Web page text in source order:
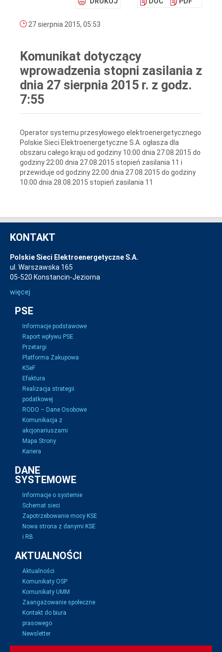
27 sierpnia 2015, 05:53
Komunikat dotyczący
wprowadzenia stopni zasilania z
dnia 27 sierpnia 2015 r. z godz.
7:55
Operator systemu przesyłowego elektroenergetycznego
Polskie Sieci Elektroenergetyczne S.A. ogłasza dla
obszaru całego kraju od godziny 10:00 dnia 27.08.2015 do
godziny 22:00 dnia 27.08.2015 stopień zasilania 11 i
przewiduje od godziny 22:00 dnia 27.08.2015 do godziny
10:00 dnia 28.08.2015 stopień zasilania 11
KONTAKT
Polskie Sieci Elektroenergetyczne S.A.
ul. Warszawska 165
05-520 Konstancin-Jeziorna
więcej
PSE
Informacje podstawowe
Raport wpływu PSE
Przetargi
Platforma Zakupowa
KSeF
Efaktura
Realizacja strategii
podatkowej
RODO – Dane Osobowe
Komunikacja z
akcjonariuszami
Mapa Strony
Kariera
DANE
SYSTEMOWE
Informacje o systemie
Schemat sieci
Zapotrzebowanie mocy KSE
Nowa strona z danymi KSE
i RB
AKTUALNOŚCI
Aktualności
Komunikaty OSP
Komunikaty UMM
Zaangażowanie społeczne
Kontakt do biura
prasowego
Newsletter